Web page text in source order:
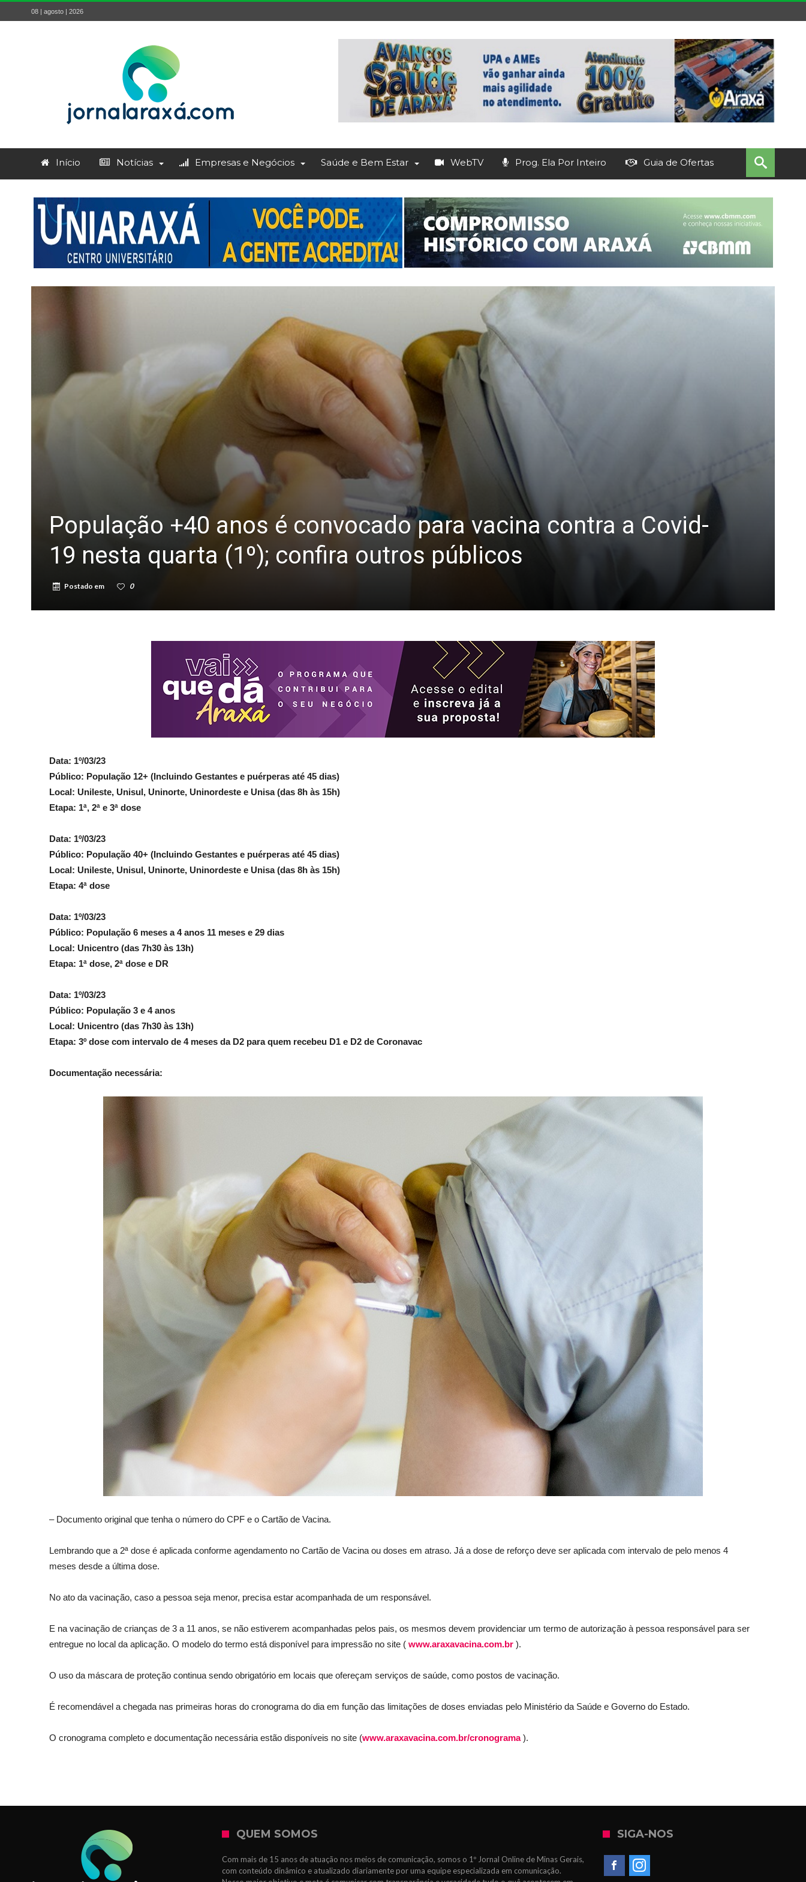
08 | agosto | 2026
Início Notícias Empresas e Negócios Saúde e Bem Estar WebTV Prog. Ela Por Inteiro Guia de Ofertas
População +40 anos é convocado para vacina contra a Covid-
19 nesta quarta (1º); confira outros públicos
Postado em 0
Data: 1º/03/23
Público: População 12+ (Incluindo Gestantes e puérperas até 45 dias)
Local: Unileste, Unisul, Uninorte, Uninordeste e Unisa (das 8h às 15h)
Etapa: 1ª, 2ª e 3ª dose
Data: 1º/03/23
Público: População 40+ (Incluindo Gestantes e puérperas até 45 dias)
Local: Unileste, Unisul, Uninorte, Uninordeste e Unisa (das 8h às 15h)
Etapa: 4ª dose
Data: 1º/03/23
Público: População 6 meses a 4 anos 11 meses e 29 dias
Local: Unicentro (das 7h30 às 13h)
Etapa: 1ª dose, 2ª dose e DR
Data: 1º/03/23
Público: População 3 e 4 anos
Local: Unicentro (das 7h30 às 13h)
Etapa: 3º dose com intervalo de 4 meses da D2 para quem recebeu D1 e D2 de Coronavac
Documentação necessária:
– Documento original que tenha o número do CPF e o Cartão de Vacina.
Lembrando que a 2ª dose é aplicada conforme agendamento no Cartão de Vacina ou doses em atraso. Já a dose de reforço deve ser aplicada com intervalo de pelo menos 4
meses desde a última dose.
No ato da vacinação, caso a pessoa seja menor, precisa estar acompanhada de um responsável.
E na vacinação de crianças de 3 a 11 anos, se não estiverem acompanhadas pelos pais, os mesmos devem providenciar um termo de autorização à pessoa responsável para ser
entregue no local da aplicação. O modelo do termo está disponível para impressão no site ( www.araxavacina.com.br ).
O uso da máscara de proteção continua sendo obrigatório em locais que ofereçam serviços de saúde, como postos de vacinação.
É recomendável a chegada nas primeiras horas do cronograma do dia em função das limitações de doses enviadas pelo Ministério da Saúde e Governo do Estado.
O cronograma completo e documentação necessária estão disponíveis no site (www.araxavacina.com.br/cronograma).
QUEM SOMOS
Com mais de 15 anos de atuação nos meios de comunicação, somos o 1º Jornal Online de Minas Gerais,
com conteúdo dinâmico e atualizado diariamente por uma equipe especializada em comunicação.
SIGA-NOS